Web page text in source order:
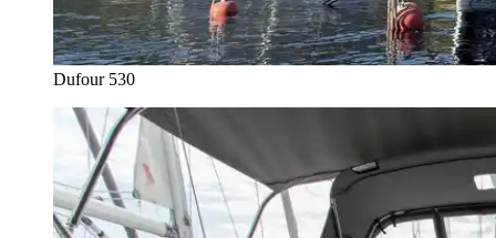
Dufour 530